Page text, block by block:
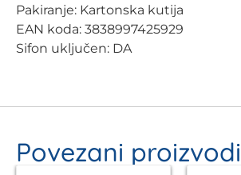
Pakiranje: Kartonska kutija
EAN koda: 3838997425929
Sifon uključen: DA
Povezani proizvodi